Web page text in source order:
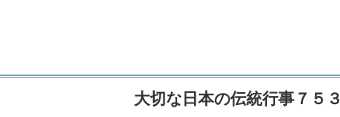
大切な日本の伝統行事７５３